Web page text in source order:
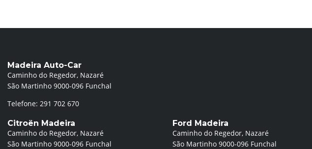
Madeira Auto-Car
Caminho do Regedor, Nazaré
São Martinho 9000-096 Funchal
Telefone: 291 702 670
Citroën Madeira
Caminho do Regedor, Nazaré
São Martinho 9000-096 Funchal
Ford Madeira
Caminho do Regedor, Nazaré
São Martinho 9000-096 Funchal